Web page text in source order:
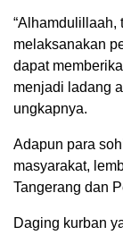
“Alhamdulillaah,
melaksanakan
dapat
menjadi ladang
ungkapnya.
Adapun para
masyarakat,
Tangerang dan
Daging kurban